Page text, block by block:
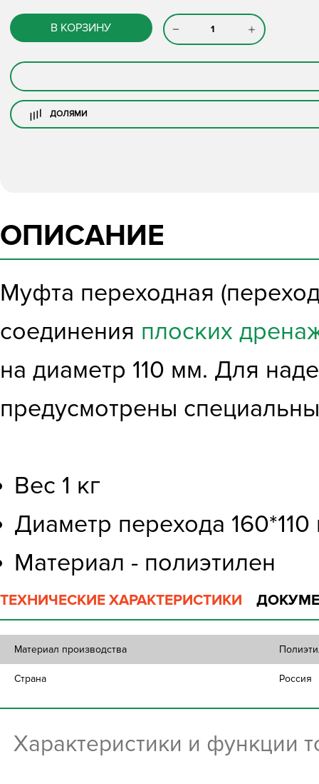
В КОРЗИНУ
ДОЛЯМИ
ОПИСАНИЕ
Муфта переходная
соединения плоских
на диаметр 110 мм. Для
предусмотрены
Вес 1 кг
Диаметр перехода
Материал - полиэтилен
ТЕХНИЧЕСКИЕ ХАРАКТЕРИСТИКИ
Материал производства
Страна Россия
Характеристики и функции